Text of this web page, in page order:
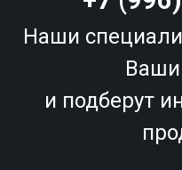
Наши
и подберут